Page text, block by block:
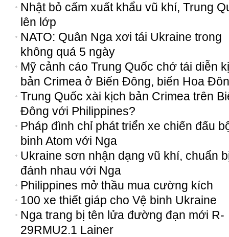
Nhật bỏ cấm xuất khẩu vũ khí, Trung
lên lớp
NATO: Quân Nga xơi tái Ukraine trong
không quá 5 ngày
Mỹ cảnh cáo Trung Quốc chớ tái diễn
bản Crimea ở Biển Đông, biển Hoa
Trung Quốc xài kịch bản Crimea trên
Đông với Philippines?
Pháp đình chỉ phát triển xe chiến đấu
binh Atom với Nga
Ukraine sơn nhận dạng vũ khí, chuẩn
đánh nhau với Nga
Philippines mở thầu mua cường kích
100 xe thiết giáp cho Vệ binh Ukraine
Nga trang bị tên lửa đường đạn mới R-
29RMU2.1 Lainer